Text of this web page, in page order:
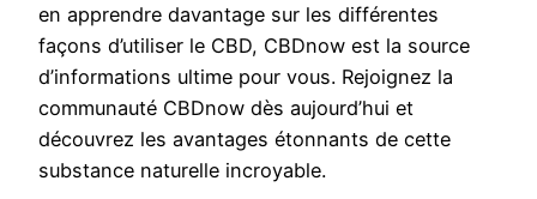
en apprendre davantage sur les différentes
façons d’utiliser le CBD, CBDnow est la source
d’informations ultime pour vous. Rejoignez la
communauté CBDnow dès aujourd’hui et
découvrez les avantages étonnants de cette
substance naturelle incroyable.